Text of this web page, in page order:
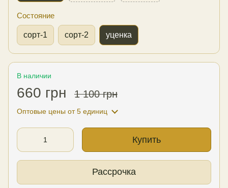
Состояние
сорт-1 сорт-2 уценка
В наличии
660 грн 1 100 грн
Оптовые цены от 5 единиц
Купить
Рассрочка